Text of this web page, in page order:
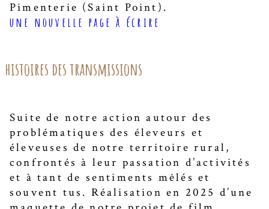
Pimenterie (Saint Point).
une nouvelle page à écrire
histoires des transmissions
Suite de notre action autour des
problématiques des éleveurs et
éleveuses de notre territoire rural,
confrontés à leur passation d’activités
et à tant de sentiments mêlés et
souvent tus. Réalisation en 2025 d’une